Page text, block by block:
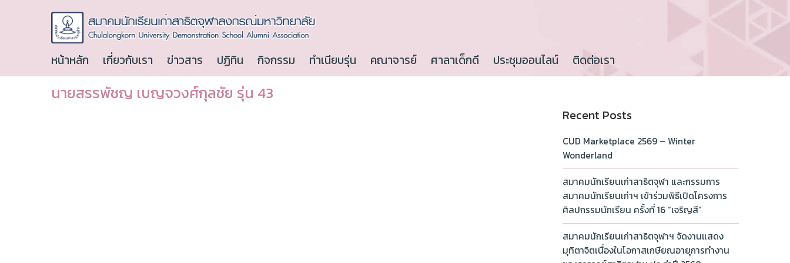
หน้าหลัก เกี่ยวกับเรา ข่าวสาร ปฏิทิน กิจกรรม ทำเนียบรุ่น คณาจารย์ ศาลาเด็กดี ประชุมออนไลน์ ติดต่อเรา
นายสรรพัชญ เบญจวงศ์กุลชัย รุ่น 43
Recent Posts
CUD Marketplace 2569 – Winter
Wonderland
สมาคมนักเรียนเก่าสาธิตจุฬา และกรรมการ
สมาคมนักเรียนเก่าฯ เข้าร่วมพิธีเปิดโครงการ
ศิลปกรรมนักเรียน ครั้งที่ 16 “เจริญสี”
สมาคมนักเรียนเก่าสาธิตจุฬาฯ จัดงานแสดง
มุทิตาจิตเนื่องในโอกาสเกษียณอายุการทำงาน